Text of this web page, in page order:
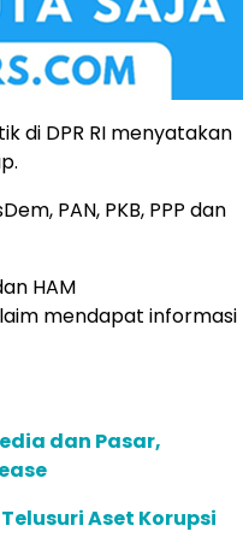
di DPR RI menyatakan
PAN, PKB, PPP dan
HAM
mendapat informasi
dan Pasar,
Aset Korupsi